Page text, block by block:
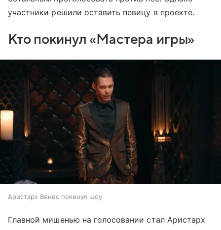
участники решили оставить певицу в проекте.
Кто покинул «Мастера игры»
Аристарх Венес покинул шоу
Главной мишенью на голосовании стал Аристарх